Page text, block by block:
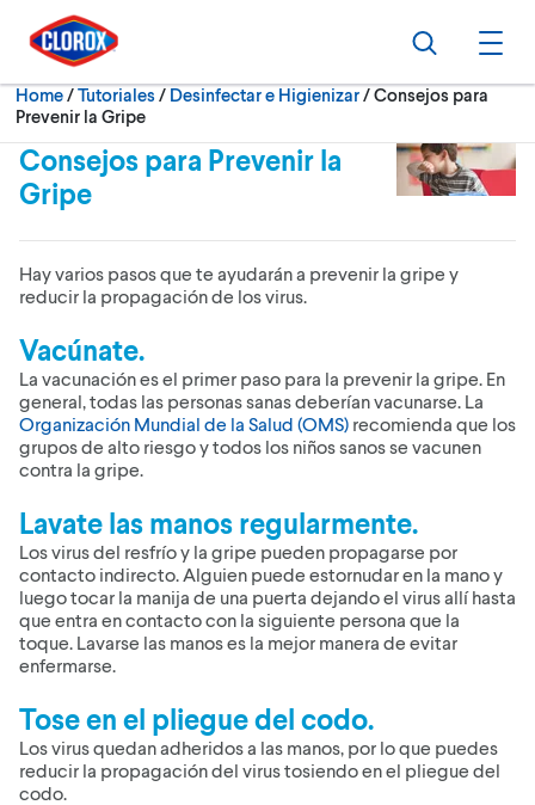
Skip to main navigation
Skip to content
Skip to footer
Search
Home/Tutoriales Desinfectar e Higienizar Current:
Consejos para
Prevenir la Gripe
Consejos para Prevenir la
Gripe
Hay varios pasos que te ayudarán a prevenir la gripe y
reducir la propagación de los virus.
Vacúnate.
La vacunación es el primer paso para la prevenir la gripe. En
general, todas las personas sanas deberían vacunarse. La
Organización Mundial de la Salud (OMS) recomienda que los
grupos de alto riesgo y todos los niños sanos se vacunen
contra la gripe.
Lavate las manos regularmente.
Los virus del resfrío y la gripe pueden propagarse por
contacto indirecto. Alguien puede estornudar en la mano y
luego tocar la manija de una puerta dejando el virus allí hasta
que entra en contacto con la siguiente persona que la
toque. Lavarse las manos es la mejor manera de evitar
enfermarse.
Tose en el pliegue del codo.
Los virus quedan adheridos a las manos, por lo que puedes
reducir la propagación del virus tosiendo en el pliegue del
codo.